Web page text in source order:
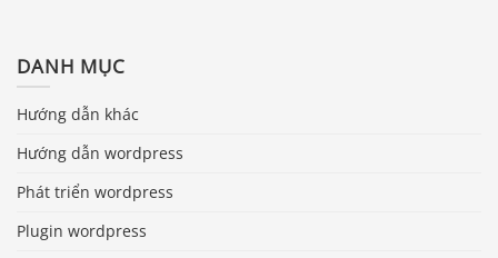
DANH MỤC
Hướng dẫn khác
Hướng dẫn wordpress
Phát triển wordpress
Plugin wordpress